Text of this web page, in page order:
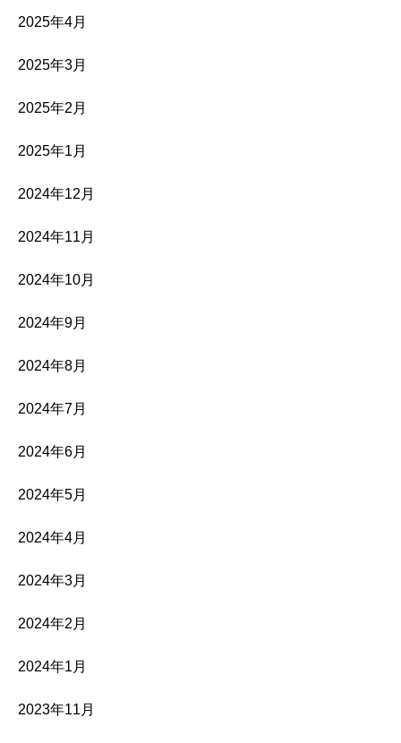
2025年4月
2025年3月
2025年2月
2025年1月
2024年12月
2024年11月
2024年10月
2024年9月
2024年8月
2024年7月
2024年6月
2024年5月
2024年4月
2024年3月
2024年2月
2024年1月
2023年11月